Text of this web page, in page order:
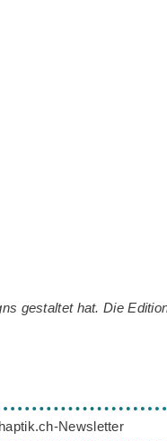
gestaltet hat. Die
haptik.ch-Newsletter